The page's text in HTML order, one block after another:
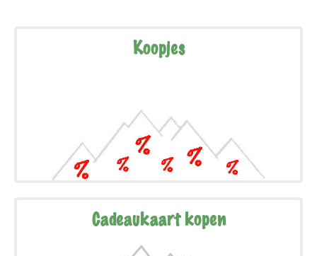
Koopjes
Cadeaukaart kopen